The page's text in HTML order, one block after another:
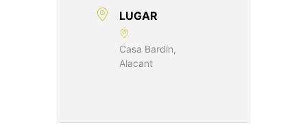
LUGAR
Casa Bardin,
Alacant